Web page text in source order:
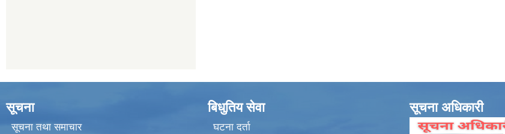
सूचना
सूचना तथा समाचार
बिधुतिय सेवा
घटना दर्ता
सूचना अधिकारी